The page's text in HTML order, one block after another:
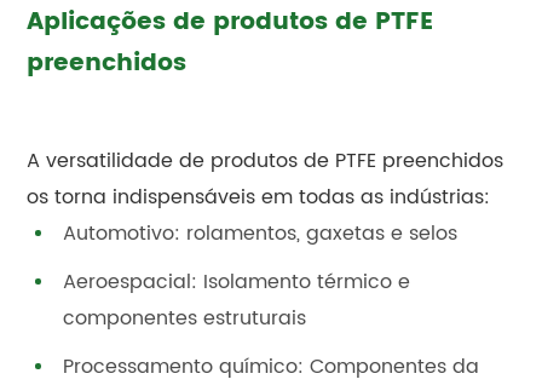
Aplicações de produtos de PTFE
preenchidos
A versatilidade de produtos de PTFE preenchidos
os torna indispensáveis em todas as indústrias:
Automotivo: rolamentos, gaxetas e selos
Aeroespacial: Isolamento térmico e
componentes estruturais
Processamento químico: Componentes da